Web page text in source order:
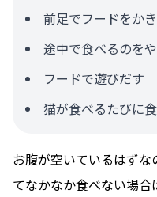
前足でフードをか
途中で食べるのを
フードで遊びだす
猫が食べるたびに
お腹が空いているはず
てなかなか食べない場